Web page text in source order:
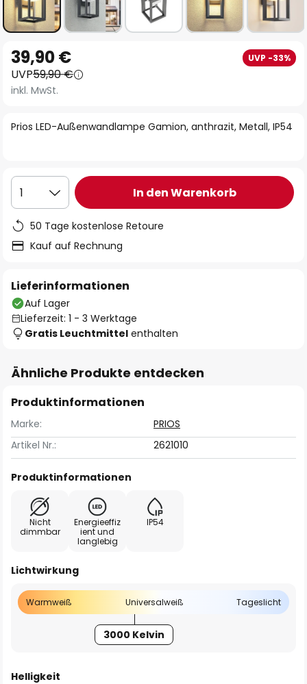
Anfang
der
Bildgalerie
Prios LED-Außenwandlampe Gamion, anthrazit, Metall, IP54
39,90 € UVP -33%
UVP59,90 €
inkl. MwSt.
1 In den Warenkorb
50 Tage kostenlose Retoure
Kauf auf Rechnung
Lieferinformationen
Auf Lager
Lieferzeit: 1 - 3 Werktage
Gratis Leuchtmittel enthalten
Ähnliche Produkte entdecken
Produktinformationen
Marke:
PRIOS
Artikel Nr.:
2621010
Produktinformationen
Nicht
dimmbar
Energieeffiz
ient und
langlebig
IP54
Lichtwirkung
Warmweiß Universalweiß Tageslicht
3000 Kelvin
Helligkeit